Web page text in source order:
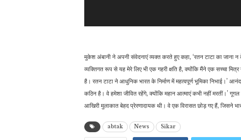
मुकेश अंबानी ने अपनी संवेदनाएं व्यक्त करते हुए कहा, ‘रतन टाटा का जाना
व्यक्तिगत रूप से यह मेरे लिए भी एक गहरी क्षति है, क्योंकि मैंने एक सच्चा
है। रतन टाटा ने आधुनिक भारत के निर्माण में महत्वपूर्ण भूमिका निभाई।’
कठिन है। वे हमेशा जीवित रहेंगे, क्योंकि महान आत्माएं कभी नहीं मरतीं।’
आखिरी मुलाकात बेहद प्रेरणादायक थी। वे एक विरासत छोड़ गए हैं, जिसने
abtak News Sikar